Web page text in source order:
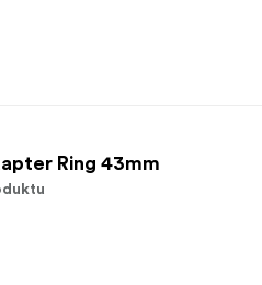
Ring 43mm